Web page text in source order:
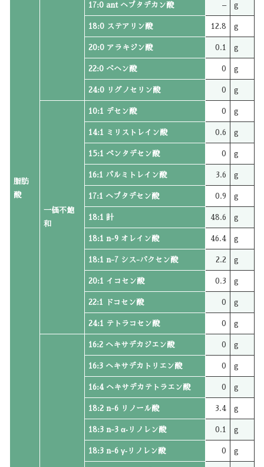
脂肪
酸
17:0 ant ヘプタデカン酸 – g
18:0 ステアリン酸 12.8 g
20:0 アラキジン酸 0.1 g
22:0 ベヘン酸 0 g
24:0 リグノセリン酸 0 g
一価不飽
和
10:1 デセン酸 0 g
14:1 ミリストレイン酸 0.6 g
15:1 ペンタデセン酸 0 g
16:1 パルミトレイン酸 3.6 g
17:1 ヘプタデセン酸 0.9 g
18:1 計 48.6 g
18:1 n-9 オレイン酸 46.4 g
18:1 n-7 シス-バクセン酸 2.2 g
20:1 イコセン酸 0.3 g
22:1 ドコセン酸 0 g
24:1 テトラコセン酸 0 g
16:2 ヘキサデカジエン酸 0 g
16:3 ヘキサデカトリエン酸 0 g
16:4 ヘキサデカテトラエン酸 0 g
18:2 n-6 リノール酸 3.4 g
18:3 n-3 α‐リノレン酸 0.1 g
18:3 n-6 γ‐リノレン酸 0 g